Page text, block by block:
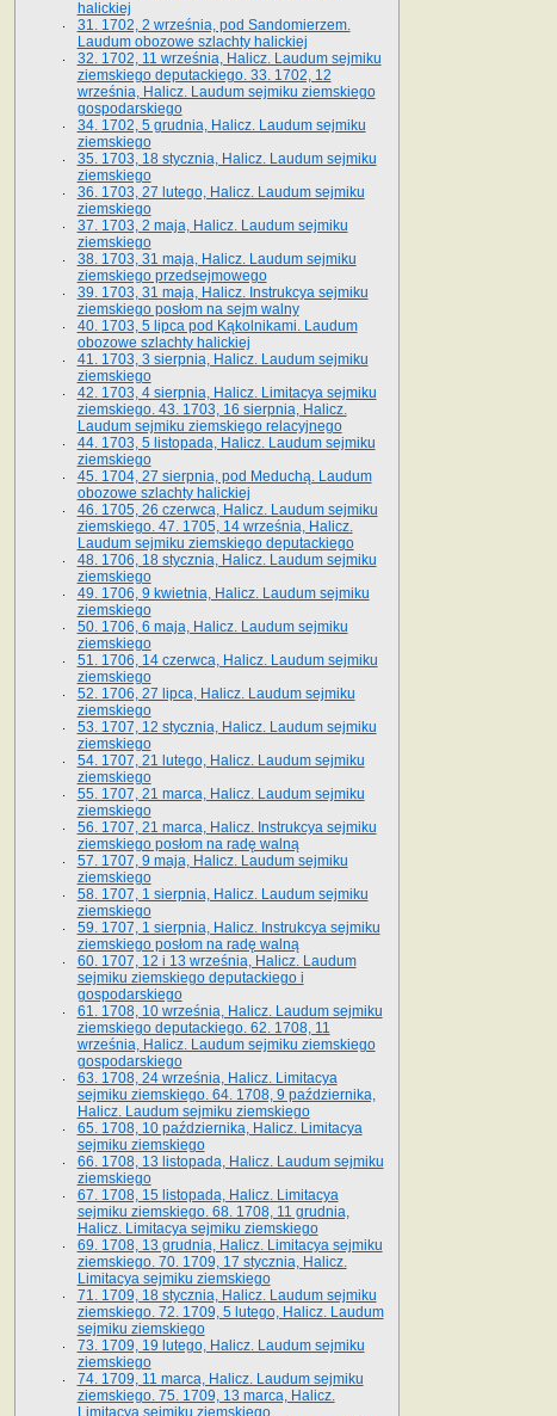
halickiej
31. 1702, 2 września, pod Sandomierzem.
Laudum obozowe szlachty halickiej
32. 1702, 11 września, Halicz. Laudum sejmiku
ziemskiego deputackiego. 33. 1702, 12
września, Halicz. Laudum sejmiku ziemskiego
gospodarskiego
34. 1702, 5 grudnia, Halicz. Laudum sejmiku
ziemskiego
35. 1703, 18 stycznia, Halicz. Laudum sejmiku
ziemskiego
36. 1703, 27 lutego, Halicz. Laudum sejmiku
ziemskiego
37. 1703, 2 maja, Halicz. Laudum sejmiku
ziemskiego
38. 1703, 31 maja, Halicz. Laudum sejmiku
ziemskiego przedsejmowego
39. 1703, 31 maja, Halicz. Instrukcya sejmiku
ziemskiego posłom na sejm walny
40. 1703, 5 lipca pod Kąkolnikami. Laudum
obozowe szlachty halickiej
41­. 1703, 3 sierpnia, Halicz. Laudum sejmiku
ziemskiego
42. 1703, 4 sierpnia, Halicz. Limitacya sejmiku
ziemskiego. 43. 1703, 16 sierpnia, Halicz.
Laudum sejmiku ziemskiego relacyjnego
44. 1703, 5 listopada, Halicz. Laudum sejmiku
ziemskiego
45. 1704, 27 sierpnia, pod Meduchą. Laudum
obozowe szlachty halickiej
46. 1705, 26 czerwca, Halicz. Laudum sejmiku
ziemskiego. 47. 1705, 14 września, Halicz.
Laudum sejmiku ziemskiego deputackiego
48. 1706, 18 stycznia, Halicz. Laudum sejmiku
ziemskiego
49. 1706, 9 kwietnia, Halicz. Laudum sejmiku
ziemskiego
50. 1706, 6 maja, Halicz. Laudum sejmiku
ziemskiego
51. 1706, 14 czerwca, Halicz. Laudum sejmiku
ziemskiego
52. 1706, 27 lipca, Halicz. Laudum sejmiku
ziemskiego
53. 1707, 12 stycznia, Halicz. Laudum sejmiku
ziemskiego
54. 1707, 21 lutego, Halicz. Laudum sejmiku
ziemskiego
55. 1707, 21 marca, Halicz. Laudum sejmiku
ziemskiego
56. 1707, 21 marca, Halicz. Instrukcya sejmiku
ziemskiego posłom na radę walną
57. 1707, 9 maja, Halicz. Laudum sejmiku
ziemskiego
58. 1707, 1 sierpnia, Halicz. Laudum sejmiku
ziemskiego
59. 1707, 1 sierpnia, Halicz. Instrukcya sejmiku
ziemskiego posłom na radę walną
60. 1707, 12 i 13 września, Halicz. Laudum
sejmiku ziemskiego deputackiego i
gospodarskiego
61. 1708, 10 września, Halicz. Laudum sejmiku
ziemskiego deputackiego. 62. 1708, 11
września, Halicz. Laudum sejmiku ziemskiego
gospodarskiego
63. 1708, 24 września, Halicz. Limitacya
sejmiku ziemskiego. 64. 1708, 9 października,
Halicz. Laudum sejmiku ziemskiego
65­. 1708, 10 października, Halicz. Limitacya
sejmiku ziemskiego
66. 1708, 13 listopada, Halicz. Laudum sejmiku
ziemskiego
67. 1708, 15 listopada, Halicz. Limitacya
sejmiku ziemskiego. 68. 1708, 11 grudnia,
Halicz. Limitacya sejmiku ziemskiego
69. 1708, 13 grudnia, Halicz. Limitacya sejmiku
ziemskiego. 70. 1709, 17 stycznia, Halicz.
Limitacya sejmiku ziemskiego
71. 1709, 18 stycznia, Halicz. Laudum sejmiku
ziemskiego. 72. 1709, 5 lutego, Halicz. Laudum
sejmiku ziemskiego
73. 1709, 19 lutego, Halicz. Laudum sejmiku
ziemskiego
74. 1709, 11 marca, Halicz. Laudum sejmiku
ziemskiego. 75. 1709, 13 marca, Halicz.
Limitacya sejmiku ziemskiego